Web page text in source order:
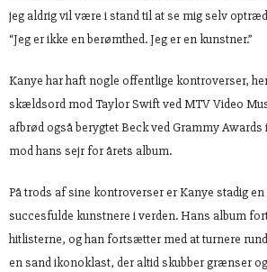
jeg aldrig vil være i stand til at se mig selv
“Jeg er ikke en berømthed. Jeg er en kunstner.”
Kanye har haft nogle offentlige kontroverser,
skældsord mod Taylor Swift ved MTV Video
afbrød også berygtet Beck ved Grammy Awards
mod hans sejr for årets album.
På trods af sine kontroverser er Kanye stadig
succesfulde kunstnere i verden. Hans album
hitlisterne, og han fortsætter med at turnere
en sand ikonoklast, der altid skubber grænser